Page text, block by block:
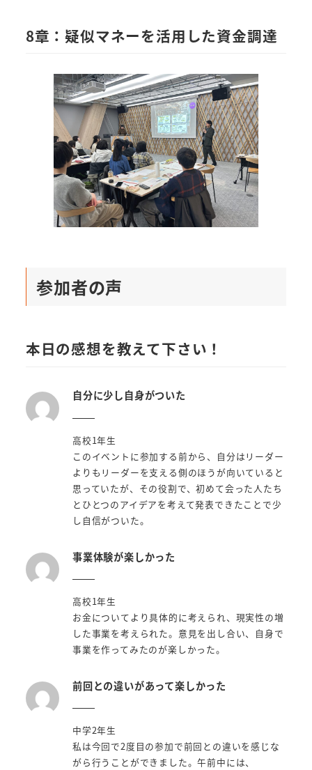
8章：疑似マネーを活用した資金調達
参加者の声
本日の感想を教えて下さい！
自分に少し自身がついた
高校1年生
このイベントに参加する前から、自分はリーダー
よりもリーダーを支える側のほうが向いていると
思っていたが、その役割で、初めて会った人たち
とひとつのアイデアを考えて発表できたことで少
し自信がついた。
事業体験が楽しかった
高校1年生
お金についてより具体的に考えられ、現実性の増
した事業を考えられた。意見を出し合い、自身で
事業を作ってみたのが楽しかった。
前回との違いがあって楽しかった
中学2年生
私は今回で2度目の参加で前回との違いを感じな
がら行うことができました。午前中には、